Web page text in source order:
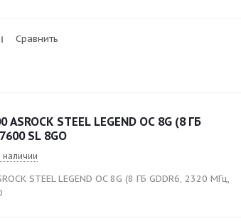
Сравнить
STEEL LEGEND OC 8G (8 ГБ
SL 8GO
наличии
STEEL LEGEND OC 8G (8 ГБ GDDR6, 2320 МГц,